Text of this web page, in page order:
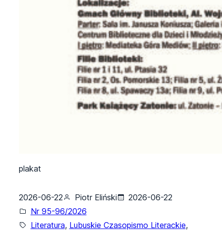
plakat
2026-06-22 Piotr Eliński
2026-06-22
Nr 95-96/2026
Literatura, Lubuskie Czasopismo Literackie,